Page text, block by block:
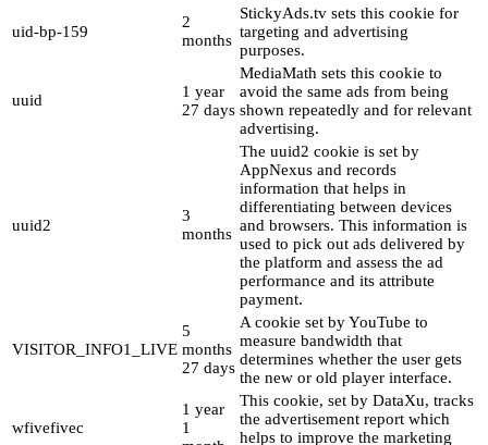
uid-bp-159
2
months
StickyAds.tv sets this cookie for
targeting and advertising
purposes.
uuid
1 year
27 days
MediaMath sets this cookie to
avoid the same ads from being
shown repeatedly and for relevant
advertising.
uuid2
3
months
The uuid2 cookie is set by
AppNexus and records
information that helps in
differentiating between devices
and browsers. This information is
used to pick out ads delivered by
the platform and assess the ad
performance and its attribute
payment.
VISITOR_INFO1_LIVE
5
months
27 days
A cookie set by YouTube to
measure bandwidth that
determines whether the user gets
the new or old player interface.
wfivefivec
1 year
1
This cookie, set by DataXu, tracks
the advertisement report which
helps to improve the marketing